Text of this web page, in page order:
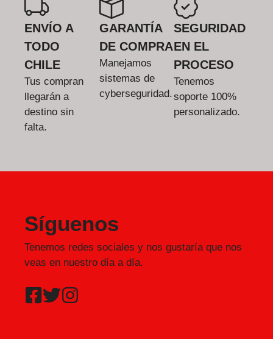
ENVÍO A
TODO
CHILE
Tus compran
llegarán a
destino sin
falta.
GARANTÍA
DE COMPRA
Manejamos
sistemas de
cyberseguridad.
SEGURIDAD
EN EL
PROCESO
Tenemos
soporte 100%
personalizado.
Síguenos
Tenemos redes sociales y nos gustaría que nos
veas en nuestro día a día.